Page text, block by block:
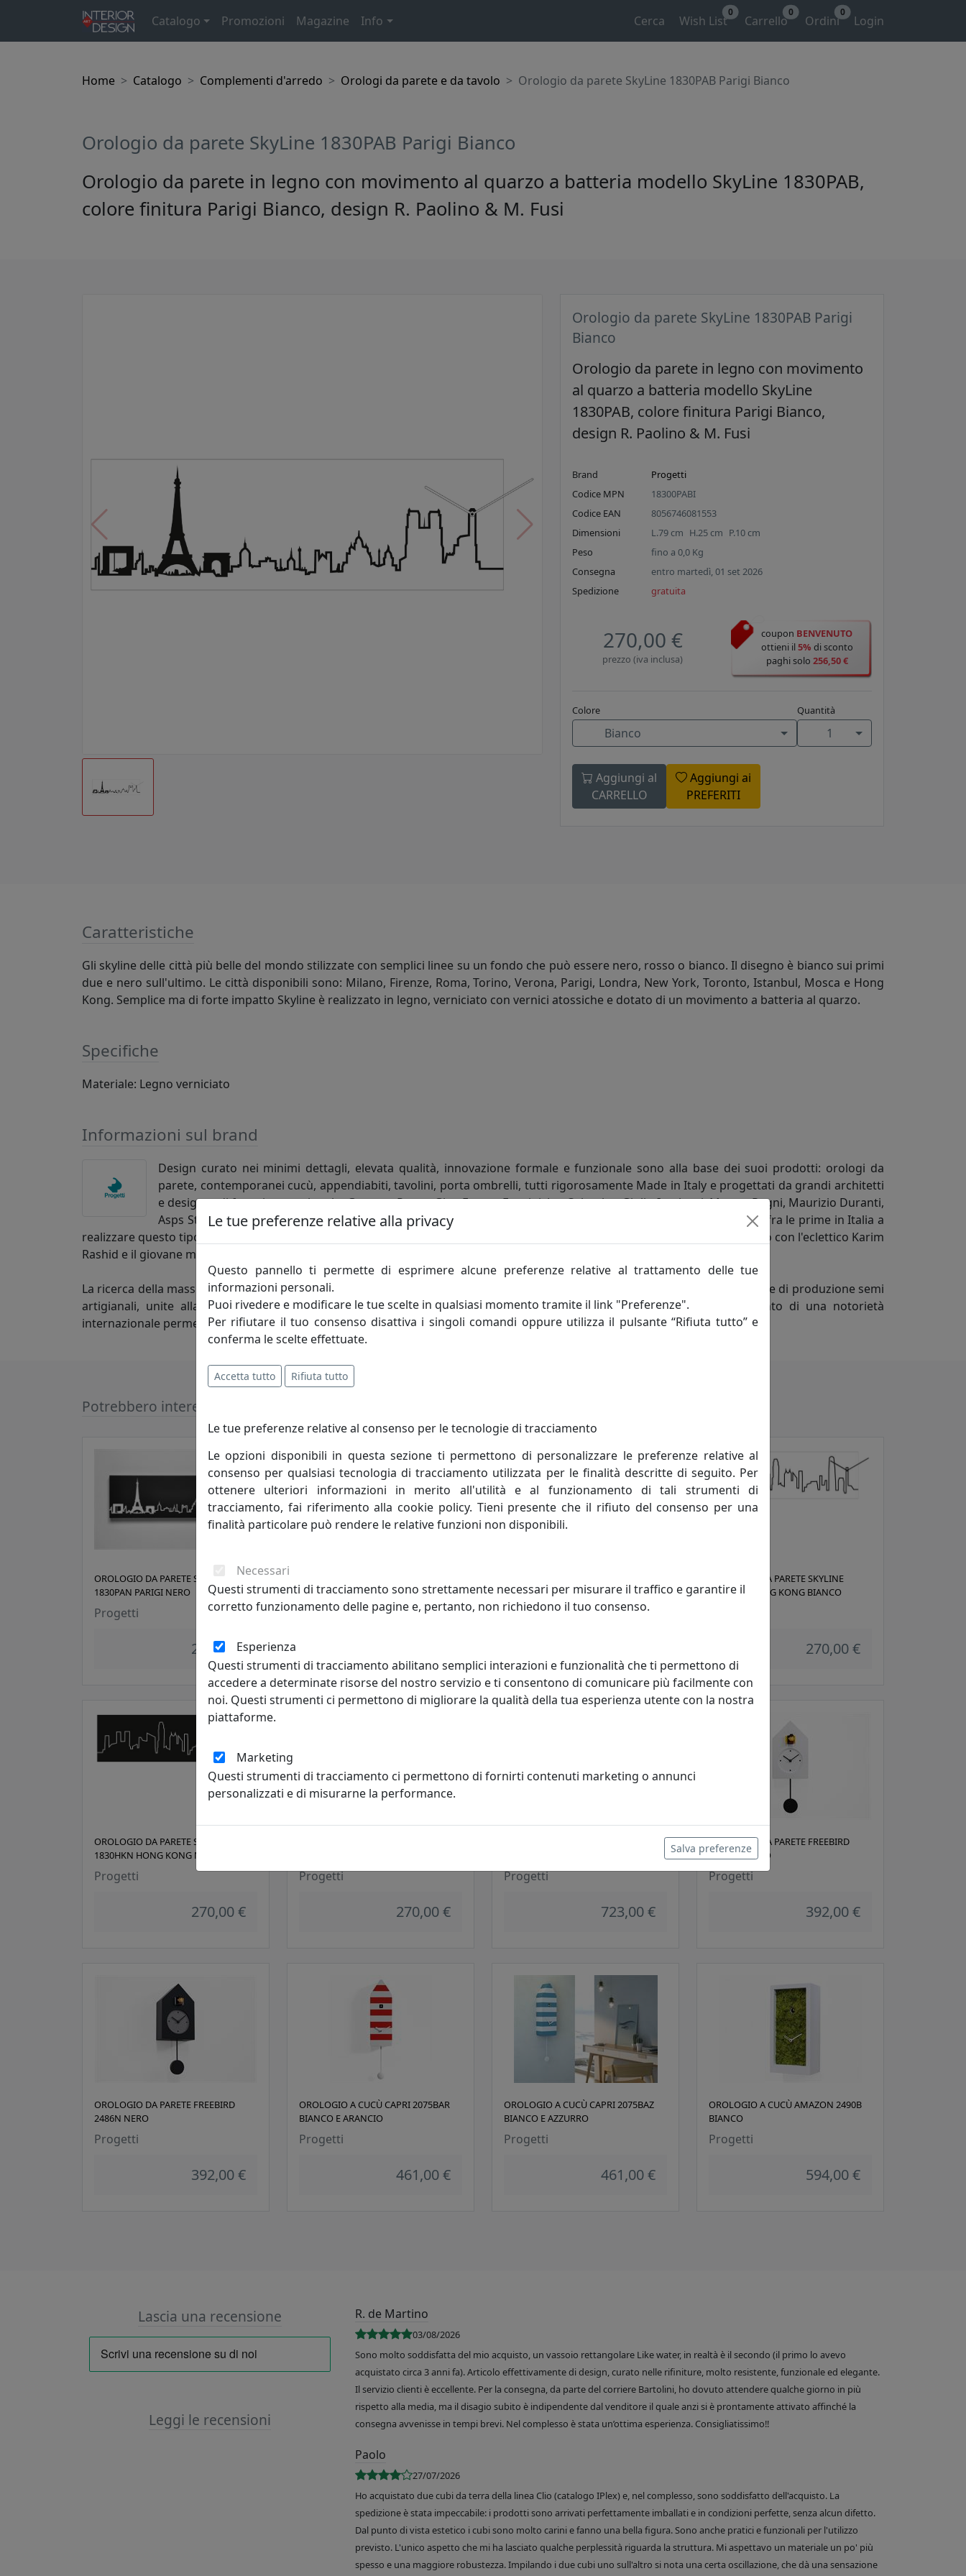
Catalogo Promozioni Magazine Info Cerca Wish List
0
Carrello
0
Ordini
0
Login
Home Catalogo Complementi d'arredo Orologi da parete e da tavolo Orologio da parete SkyLine 1830PAB Parigi Bianco
Orologio da parete SkyLine 1830PAB Parigi Bianco
Orologio da parete in legno con movimento al quarzo a batteria modello SkyLine 1830PAB,
colore finitura Parigi Bianco, design R. Paolino & M. Fusi
Orologio da parete SkyLine 1830PAB Parigi
Bianco
Orologio da parete in legno con movimento
al quarzo a batteria modello SkyLine
1830PAB, colore finitura Parigi Bianco,
design R. Paolino & M. Fusi
Brand
Progetti
Codice MPN
18300PABI
Codice EAN
8056746081553
Dimensioni
L.79 cm H.25 cm P.10 cm
Peso
fino a0,0 Kg
Consegna
entro martedì, 01 set 2026
Spedizione
gratuita
270,00 €
prezzo (iva inclusa)
coupon BENVENUTO
ottieni il5% di sconto
paghi solo 256,50 €
Colore
Bianco
Quantità
1
Aggiungi al
CARRELLO
Aggiungi ai
PREFERITI
Caratteristiche
Gli skyline delle città più belle del mondo stilizzate con semplici linee su un fondo che può essere nero, rosso o bianco. Il disegno è bianco sui primi
due e nero sull'ultimo. Le città disponibili sono: Milano, Firenze, Roma, Torino, Verona, Parigi, Londra, New York, Toronto, Istanbul, Mosca e Hong
Kong. Semplice ma di forte impatto Skyline è realizzato in legno, verniciato con vernici atossiche e dotato di un movimento a batteria al quarzo.
Specifiche
Materiale: Legno verniciato
Informazioni sul brand
Design curato nei minimi dettagli, elevata qualità, innovazione formale e funzionale sono alla base dei suoi prodotti: orologi da
parete, contemporanei cucù, appendiabiti, tavolini, porta ombrelli, tutti rigorosamente Made in Italy e progettati da grandi architetti
e designer di fama internazionale: Gaetano Pesce, Gian Franco Frattini, Joe Colombo, Giulio Iacchetti, Matteo Ragni, Maurizio Duranti,
Asps Studio che segue anche l'art direction, sono solo alcuni dei nomi che collaborano con Progetti. L'azienda, fra le prime in Italia a
realizzare questo tipo di orologi e cucù che coniugano originalità e funzionalità, nel 2012 ha realizzato nuovi oggetti lavorando con l'eclettico Karim
Rashid e il giovane multidisciplinare Studio Kuadra.
La ricerca della massima qualità, dalla scelta dei materiali alla lavorazione, il design contemporaneo e mai scontato, le tecniche di produzione semi
artigianali, unite alla lunga esperienza nel settore e al rispetto dell'ambiente, hanno portato Progetti al raggiungimento di una notorietà
internazionale permettendole di essere presente in moltissime aree del mondo.
Potrebbero interessarti
OROLOGIO DA PARETE SKYLINE
1830PAN PARIGI NERO
Progetti
270,00 €
1830MIB MILANO BIANCO
Progetti
1830MIN MILANO NERO
Progetti
OROLOGIO DA PARETE SKYLINE
1830HKB HONG KONG BIANCO
270,00 €
OROLOGIO DA PARETE SKYLINE
1830HKN HONG KONG NERO
Progetti
270,00 €
Progetti
270,00 €
Progetti
723,00 €
OROLOGIO DA PARETE FREEBIRD
2486B BIANCO
Progetti
392,00 €
OROLOGIO DA PARETE FREEBIRD
2486N NERO
Progetti
392,00 €
OROLOGIO A CUCÙ CAPRI 2075BAR
BIANCO E ARANCIO
Progetti
461,00 €
OROLOGIO A CUCÙ CAPRI 2075BAZ
BIANCO E AZZURRO
Progetti
461,00 €
OROLOGIO A CUCÙ AMAZON 2490B
BIANCO
Progetti
594,00 €
Lascia una recensione
Leggi le recensioni
R. de Martino
03/08/2026
Sono molto soddisfatta del mio acquisto, un vassoio rettangolare Like water, in realtà è il secondo (il primo lo avevo
acquistato circa 3 anni fa). Articolo effettivamente di design, curato nelle rifiniture, molto resistente, funzionale ed elegante.
Il servizio clienti è eccellente. Per la consegna, da parte del corriere Bartolini, ho dovuto attendere qualche giorno in più
rispetto alla media, ma il disagio subito è indipendente dal venditore il quale anzi si è prontamente attivato affinché la
consegna avvenisse in tempi brevi. Nel complesso è stata un’ottima esperienza. Consigliatissimo!!
Paolo
27/07/2026
Ho acquistato due cubi da terra della linea Clio (catalogo IPlex) e, nel complesso, sono soddisfatto dell'acquisto. La
spedizione è stata impeccabile: i prodotti sono arrivati perfettamente imballati e in condizioni perfette, senza alcun difetto.
Dal punto di vista estetico i cubi sono molto carini e fanno una bella figura. Sono anche pratici e funzionali per l'utilizzo
previsto. L'unico aspetto che mi ha lasciato qualche perplessità riguarda la struttura. Mi aspettavo un materiale un po' più
spesso e una maggiore robustezza. Impilando i due cubi uno sull'altro si nota una certa oscillazione, che dà una sensazione
Le tue preferenze relative alla privacy
Questo pannello ti permette di esprimere alcune preferenze relative al trattamento delle tue
informazioni personali.
Puoi rivedere e modificare le tue scelte in qualsiasi momento tramite il link "Preferenze".
Per rifiutare il tuo consenso disattiva i singoli comandi oppure utilizza il pulsante “Rifiuta tutto” e
conferma le scelte effettuate.
Accetta tutto Rifiuta tutto
Le tue preferenze relative al consenso per le tecnologie di tracciamento
Le opzioni disponibili in questa sezione ti permettono di personalizzare le preferenze relative al
consenso per qualsiasi tecnologia di tracciamento utilizzata per le finalità descritte di seguito. Per
ottenere ulteriori informazioni in merito all'utilità e al funzionamento di tali strumenti di
tracciamento, fai riferimento alla cookie policy. Tieni presente che il rifiuto del consenso per una
finalità particolare può rendere le relative funzioni non disponibili.
Necessari
Questi strumenti di tracciamento sono strettamente necessari per misurare il traffico e garantire il
corretto funzionamento delle pagine e, pertanto, non richiedono il tuo consenso.
Esperienza
Questi strumenti di tracciamento abilitano semplici interazioni e funzionalità che ti permettono di
accedere a determinate risorse del nostro servizio e ti consentono di comunicare più facilmente con
noi. Questi strumenti ci permettono di migliorare la qualità della tua esperienza utente con la nostra
piattaforme.
Marketing
Questi strumenti di tracciamento ci permettono di fornirti contenuti marketing o annunci
personalizzati e di misurarne la performance.
Salva preferenze